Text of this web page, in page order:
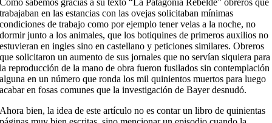
Como sabemos gracias a su texto “La Patagonia Rebelde” obreros que
trabajaban en las estancias con las ovejas solicitaban mínimas
condiciones de trabajo como por ejemplo tener velas a la noche, no
dormir junto a los animales, que los botiquines de primeros auxilios no
estuvieran en ingles sino en castellano y peticiones similares. Obreros
que solicitaron un aumento de sus jornales que no servían siquiera para
la reproducción de la mano de obra fueron fusilados sin contemplación
alguna en un número que ronda los mil quinientos muertos para luego
acabar en fosas comunes que la investigación de Bayer desnudó.
Ahora bien, la idea de este artículo no es contar un libro de quinientas